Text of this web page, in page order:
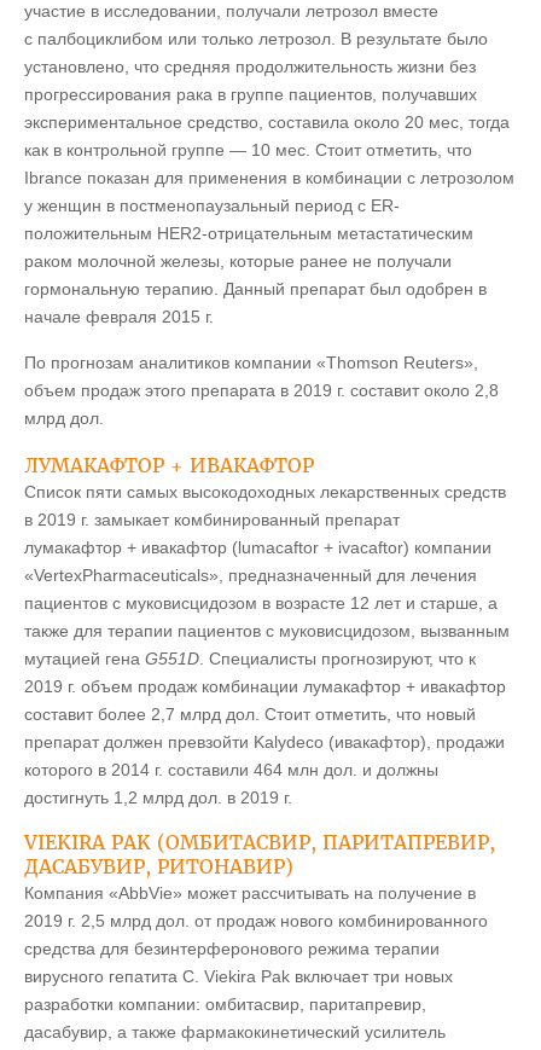
участие в исследовании, получали летрозол вместе
с палбоциклибом или только летрозол. В результате было
установлено, что средняя продолжительность жизни без
прогрессирования рака в группе пациентов, получавших
экспериментальное средство, составила около 20 мес, тогда
как в контрольной группе — 10 мес. Стоит отметить, что
Ibrance показан для применения в комбинации с летрозолом
у женщин в постменопаузальный период с ER-
положительным HER2-отрицательным метастатическим
раком молочной железы, которые ранее не получали
гормональную терапию. Данный препарат был одобрен в
начале февраля 2015 г.
По прогнозам аналитиков компании «Thomson Reuters»,
объем продаж этого препарата в 2019 г. составит около 2,8
млрд дол.
ЛУМАКАФТОР + ИВАКАФТОР
Список пяти самых высокодоходных лекарственных средств
в 2019 г. замыкает комбинированный препарат
лумакафтор + ивакафтор (lumacaftor + ivacaftor) компании
«VertexPharmaceuticals», предназначенный для лечения
пациентов с муковисцидозом в возрасте 12 лет и старше, а
также для терапии пациентов с муковисцидозом, вызванным
мутацией гена G551D. Специалисты прогнозируют, что к
2019 г. объем продаж комбинации лумакафтор + ивакафтор
составит более 2,7 млрд дол. Стоит отметить, что новый
препарат должен превзойти Kalydeco (ивакафтор), продажи
которого в 2014 г. составили 464 млн дол. и должны
достигнуть 1,2 млрд дол. в 2019 г.
VIEKIRA PAK (ОМБИТАСВИР, ПАРИТАПРЕВИР,
ДАСАБУВИР, РИТОНАВИР)
Компания «AbbVie» может рассчитывать на получение в
2019 г. 2,5 млрд дол. от продаж нового комбинированного
средства для безинтерферонового режима терапии
вирусного гепатита С. Viekira Pak включает три новых
разработки компании: омбитасвир, паритапревир,
дасабувир, а также фармакокинетический усилитель